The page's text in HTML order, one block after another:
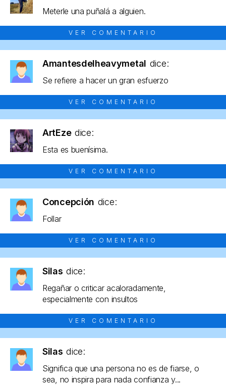
Meterle una puñalá a alguien.
VER COMENTARIO
Amantesdelheavymetal dice:
Se refiere a hacer un gran esfuerzo
VER COMENTARIO
ArtEze dice:
Esta es buenísima.
VER COMENTARIO
Concepción dice:
Follar
VER COMENTARIO
Silas dice:
Regañar o criticar acaloradamente,
especialmente con insultos
VER COMENTARIO
Silas dice:
Significa que una persona no es de fiarse, o
sea, no inspira para nada confianza y...